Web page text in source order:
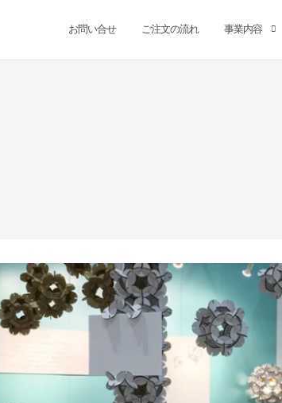
お問い合せ ご注文の流れ 事業内容